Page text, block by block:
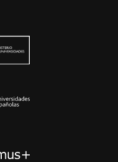
Conferencia de